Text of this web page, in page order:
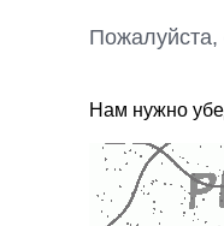
Пожалуйста,
Нам нужно